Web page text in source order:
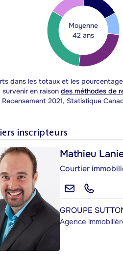
Moyenne
42 ans
dans les totaux et les
en raison des méthodes de
Recensement 2021, Statistique
inscripteurs
Mathieu
Courtier
GROUPE
Agence